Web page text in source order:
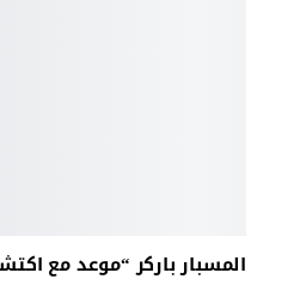
المسبار باركر “موعد مع